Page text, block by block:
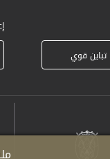
تباين قوي